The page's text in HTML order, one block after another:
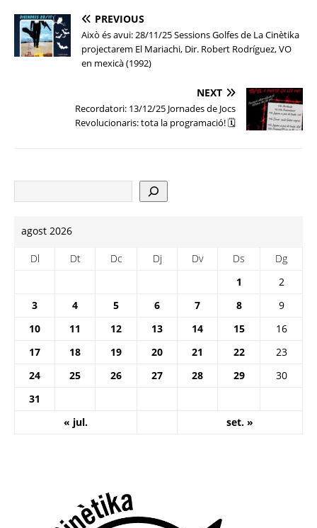
PREVIOUS
Això és avui: 28/11/25 Sessions Golfes de La Cinètika
projectarem El Mariachi, Dir. Robert Rodríguez, VO
en mexicà (1992)
NEXT
Recordatori: 13/12/25 Jornades de Jocs
Revolucionaris: tota la programació! 🗓
agost 2026
Dl Dt Dc Dj Dv Ds
Dg
1
2
3
4 5 6 7 8
9
10
11 12 13 14 15
16
17
18 19 20 21 22
23
24
25 26 27 28 29
30
31
« jul.
set. »